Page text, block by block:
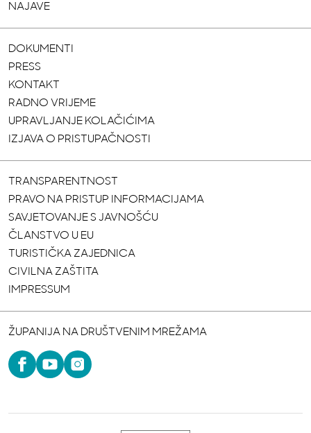
NAJAVE
DOKUMENTI
PRESS
KONTAKT
RADNO VRIJEME
UPRAVLJANJE KOLAČIĆIMA
IZJAVA O PRISTUPAČNOSTI
TRANSPARENTNOST
PRAVO NA PRISTUP INFORMACIJAMA
SAVJETOVANJE S JAVNOŠĆU
ČLANSTVO U EU
TURISTIČKA ZAJEDNICA
CIVILNA ZAŠTITA
IMPRESSUM
ŽUPANIJA NA DRUŠTVENIM MREŽAMA